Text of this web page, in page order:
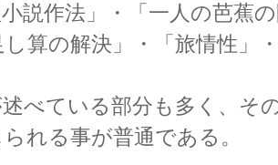
説作法」・「一人の芭蕉
算の解決」・「旅情性」
べている部分も多く、そ
れる事が普通である。